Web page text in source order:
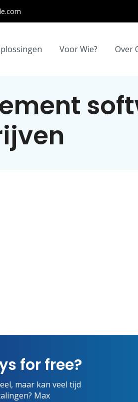
Voor Wie? Over
for free?
maar kan veel tijd
Max